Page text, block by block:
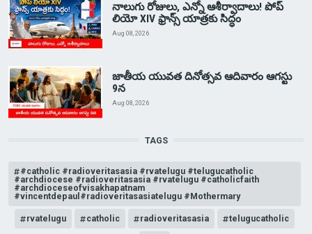
నాలుగు రోజులు, ఎన్నో ఆశీర్వాదాలు! పోప్
లియో XIV ఫ్రాన్స్ యాత్రకు సిద్ధం
Aug 08, 2026
జాతీయ యువత దినోత్సవ ఆదివారం ఆగస్టు
9న
Aug 08, 2026
TAGS
#catholic #radioveritasasia #rvatelugu #telugucatholic
#archdiocese #radioveritasasia #rvatelugu #catholicfaith
#archdioceseofvisakhapatnam
#vincentdepaul#radioveritasasiatelugu #Mothermary
rvatelugu catholic radioveritasasia telugucatholic